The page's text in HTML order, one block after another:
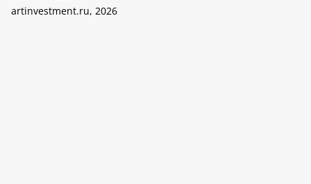
artinvestment.ru, 2026